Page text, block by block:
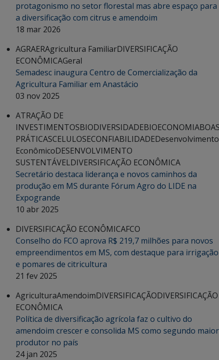
protagonismo no setor florestal mas abre espaço para
a diversificação com citrus e amendoim
18 mar 2026
AGRAERAgricultura FamiliarDIVERSIFICAÇÃO
ECONÔMICAGeral
Semadesc inaugura Centro de Comercialização da
Agricultura Familiar em Anastácio
03 nov 2025
ATRAÇÃO DE
INVESTIMENTOSBIODIVERSIDADEBIOECONOMIA
PRÁTICASCELULOSECONFIABILIDADEDesenvolvimento
EconômicoDESENVOLVIMENTO
SUSTENTÁVELDIVERSIFICAÇÃO ECONÔMICA
Secretário destaca liderança e novos caminhos da
produção em MS durante Fórum Agro do LIDE na
Expogrande
10 abr 2025
DIVERSIFICAÇÃO ECONÔMICAFCO
Conselho do FCO aprova R$ 219,7 milhões para novos
empreendimentos em MS, com destaque para irrigação
e pomares de citricultura
21 fev 2025
AgriculturaAmendoimDIVERSIFICAÇÃODIVERSIFICAÇÃO
ECONÔMICA
Política de diversificação agrícola faz o cultivo do
amendoim crescer e consolida MS como segundo maior
produtor no país
24 jan 2025